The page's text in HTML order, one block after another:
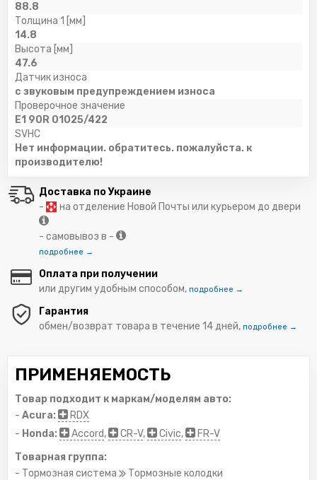
88.8
Толщина 1 [мм]
14.8
Высота [мм]
47.6
Датчик износа
с звуковым предупреждением износа
Проверочное значение
E1 90R 01025/422
SVHC
Нет информации. обратитесь. пожалуйста. к
производителю!
Доставка по Украине
-
на отделение Новой Почты или курьером до двери
- самовывоз в -
подробнее →
Оплата при получении
или другим удобным способом, подробнее →
Гарантия
обмен/возврат товара в течение 14 дней, подробнее →
ПРИМЕНЯЕМОСТЬ
Товар подходит к маркам/моделям авто:
- Acura:
RDX
- Honda: Accord, CR-V, Civic,
FR-V
Товарная группа:
- Тормозная система
Тормозные колодки